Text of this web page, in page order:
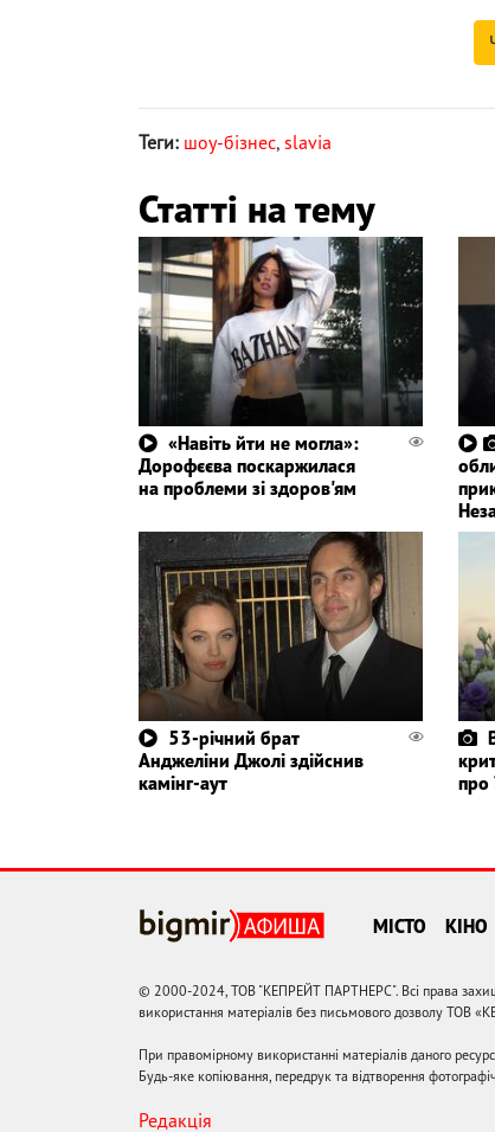
Теги: шоу-бізнес, slavia
Статті на тему
«Навіть йти не могла»:
Дорофєєва поскаржилася
на проблеми зі здоров'ям
53-річний брат
Анджеліни Джолі здійснив
камінг-аут
про
МІСТО КІНО
© 2000-2024, ТОВ "КЕПРЕЙТ ПАРТНЕРС". Всі права
використання матеріалів без письмового дозволу ТОВ
При правомірному використанні матеріалів даного
Будь-яке копіювання, передрук та відтворення
Редакція